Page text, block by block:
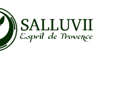
cookies